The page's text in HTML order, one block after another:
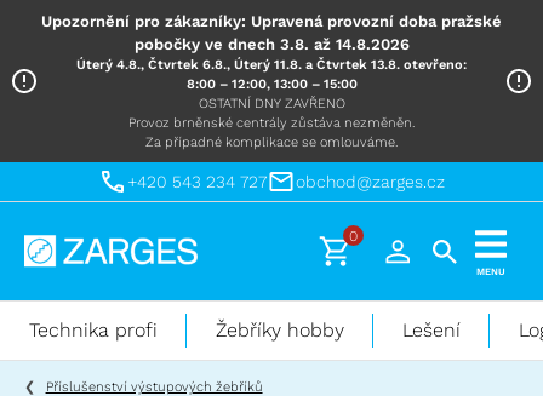
Upozornění pro zákazníky: Upravená provozní doba pražské
pobočky ve dnech 3.8. až 14.8.2026
Úterý 4.8., Čtvrtek 6.8., Úterý 11.8. a Čtvrtek 13.8. otevřeno:
8:00 – 12:00, 13:00 – 15:00
OSTATNÍ DNY ZAVŘENO
Provoz brněnské centrály zůstáva nezměněn.
Za případné komplikace se omlouváme.
+420 543 234 727 obchod@zarges.cz
Technika
práci
výškách
0
MENU
Technika profi Žebříky hobby Lešení
Příslušenství výstupových žebříků